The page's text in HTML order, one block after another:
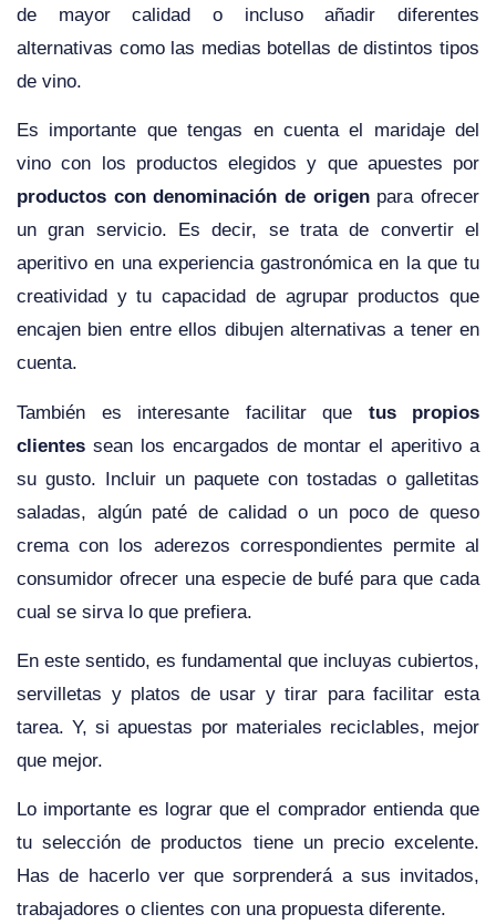
de mayor calidad o incluso añadir diferentes
alternativas como las medias botellas de distintos tipos
de vino.
Es importante que tengas en cuenta el maridaje del
vino con los productos elegidos y que apuestes por
productos con denominación de origenpara ofrecer
un gran servicio. Es decir, se trata de convertir el
aperitivo en una experiencia gastronómica en la que tu
creatividad y tu capacidad de agrupar productos que
encajen bien entre ellos dibujen alternativas a tener en
cuenta.
También es interesante facilitar que tus propios
clientes sean los encargados de montar el aperitivo a
su gusto. Incluir un paquete con tostadas o galletitas
saladas, algún paté de calidad o un poco de queso
crema con los aderezos correspondientes permite al
consumidor ofrecer una especie de bufé para que cada
cual se sirva lo que prefiera.
En este sentido, es fundamental que incluyas cubiertos,
servilletas y platos de usar y tirar para facilitar esta
tarea. Y, si apuestas por materiales reciclables, mejor
que mejor.
Lo importante es lograr que el comprador entienda que
tu selección de productos tiene un precio excelente.
Has de hacerlo ver que sorprenderá a sus invitados,
trabajadores o clientes con una propuesta diferente.